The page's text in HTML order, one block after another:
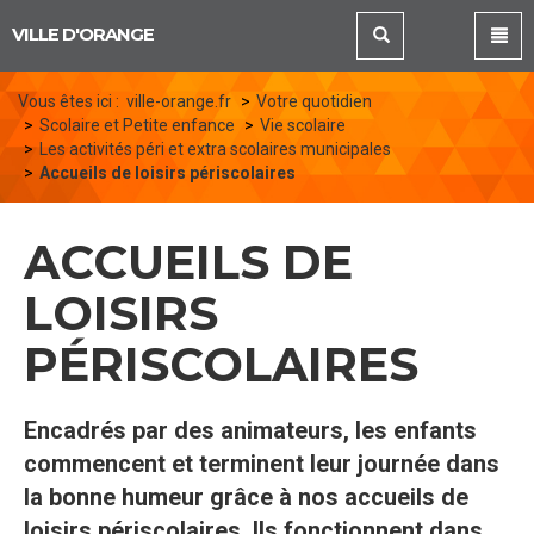
VILLE D'ORANGE
Vous êtes ici : ville-orange.fr
Votre quotidien
Scolaire et Petite enfance
Vie scolaire
Les activités péri et extra scolaires municipales
Accueils de loisirs périscolaires
ACCUEILS DE
LOISIRS
PÉRISCOLAIRES
Encadrés par des animateurs, les enfants
commencent et terminent leur journée dans
la bonne humeur grâce à nos accueils de